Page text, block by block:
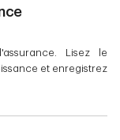
Lisez le
et enregistrez